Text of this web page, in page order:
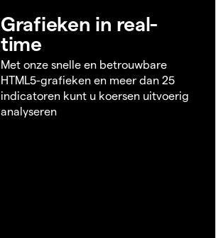
Grafieken in real-
time
Met onze snelle en betrouwbare
HTML5-grafieken en meer dan 25
indicatoren kunt u koersen uitvoerig
analyseren